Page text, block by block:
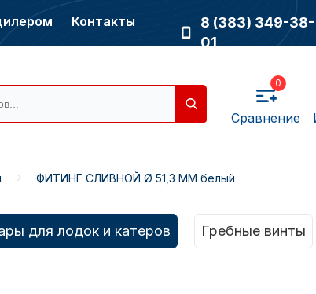
Контакты
8 (383) 349-38-
01
0
Сравнение
ФИТИНГ СЛИВНОЙ Ø 51,3 ММ белый
для лодок и катеров Гребные винты